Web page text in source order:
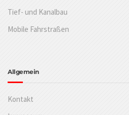
Tief- und Kanalbau
Mobile Fahrstraßen
Allgemein
Kontakt